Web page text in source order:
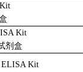
Kit
剂盒
ELISA Kit